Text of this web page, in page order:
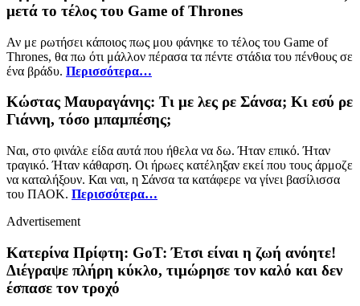
μετά το τέλος του Game of Thrones
Αν με ρωτήσει κάποιος πως μου φάνηκε το τέλος του Game of
Thrones, θα πω ότι μάλλον πέρασα τα πέντε στάδια του πένθους σε
ένα βράδυ. Περισσότερα…
Κώστας Μαυραγάνης: Τι με λες ρε Σάνσα; Κι εσύ ρε
Γιάννη, τόσο μπαμπέσης;
Ναι, στο φινάλε είδα αυτά που ήθελα να δω. Ήταν επικό. Ήταν
τραγικό. Ήταν κάθαρση. Οι ήρωες κατέληξαν εκεί που τους άρμοζε
να καταλήξουν. Και ναι, η Σάνσα τα κατάφερε να γίνει βασίλισσα
του ΠΑΟΚ. Περισσότερα…
Advertisement
Κατερίνα Πρίφτη: GοΤ: Έτσι είναι η ζωή ανόητε!
Διέγραψε πλήρη κύκλο, τιμώρησε τον καλό και δεν
έσπασε τον τροχό